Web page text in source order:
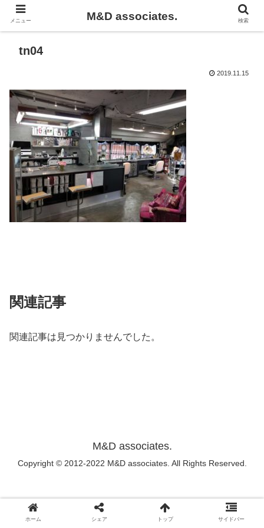
tn04
2019.11.15
関連記事
関連記事は見つかりませんでした。
M&D associates.
Copyright © 2012-2022 M&D associates. All Rights Reserved.
メニュー M&D associates. 検索
ホーム シェア トップ サイドバー